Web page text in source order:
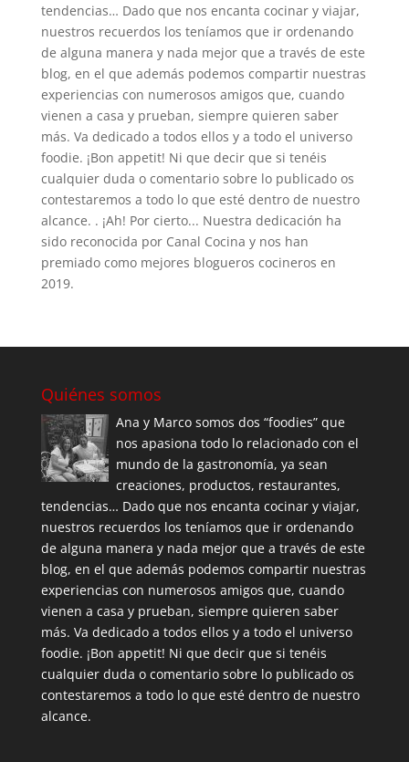
tendencias… Dado que nos encanta cocinar y viajar,
nuestros recuerdos los teníamos que ir ordenando
de alguna manera y nada mejor que a través de este
blog, en el que además podemos compartir nuestras
experiencias con numerosos amigos que, cuando
vienen a casa y prueban, siempre quieren saber
más. Va dedicado a todos ellos y a todo el universo
foodie. ¡Bon appetit! Ni que decir que si tenéis
cualquier duda o comentario sobre lo publicado os
contestaremos a todo lo que esté dentro de nuestro
alcance. . ¡Ah! Por cierto... Nuestra dedicación ha
sido reconocida por Canal Cocina y nos han
premiado como mejores blogueros cocineros en
2019.
Quiénes somos
Ana y Marco somos dos “foodies” que
nos apasiona todo lo relacionado con el
mundo de la gastronomía, ya sean
creaciones, productos, restaurantes,
tendencias… Dado que nos encanta cocinar y viajar,
nuestros recuerdos los teníamos que ir ordenando
de alguna manera y nada mejor que a través de este
blog, en el que además podemos compartir nuestras
experiencias con numerosos amigos que, cuando
vienen a casa y prueban, siempre quieren saber
más. Va dedicado a todos ellos y a todo el universo
foodie. ¡Bon appetit! Ni que decir que si tenéis
cualquier duda o comentario sobre lo publicado os
contestaremos a todo lo que esté dentro de nuestro
alcance.